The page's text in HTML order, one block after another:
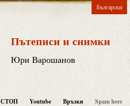
Български
Пътеписи и снимки
Юри Варошанов
СТОП Youtube Връзки Spam here